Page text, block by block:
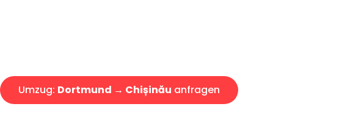
Umzug: Dortmund → Chișinău anfragen